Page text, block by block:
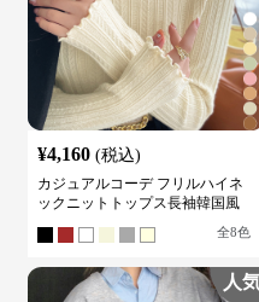
¥4,160 (税込)
カジュアルコーデ フリルハイネ
ックニットトップス長袖韓国風
全8色
人